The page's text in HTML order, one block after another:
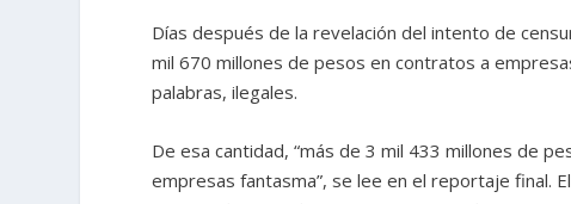
Días después de la revelación del intento de
mil 670 millones de pesos en contratos a
palabras, ilegales.
De esa cantidad, “más de 3 mil 433 millones de
empresas fantasma”, se lee en el reportaje final.